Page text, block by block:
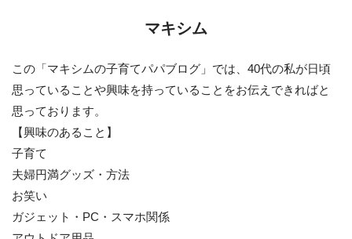
マキシム
この「マキシムの子育てパパブログ」では、40代の私が日頃
思っていることや興味を持っていることをお伝えできればと
思っております。
【興味のあること】
子育て
夫婦円満グッズ・方法
お笑い
ガジェット・PC・スマホ関係